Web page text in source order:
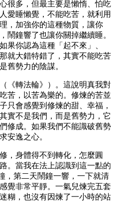
很多，但最主要是懶惰、怕吃
愛睡懶覺，不能吃苦，就利用
，加強你的這種物質，讓你
鬧鐘響了也讓你關掉繼續睡。
果你認為這種「起不來」、
就大錯特錯了，其實不能吃苦
舊勢力的陰謀。
《轉法輪》）。這說明真我對
苦，以苦為樂的。修煉的苦並
只會感覺到修煉的甜、幸福，
實不是我們，而是舊勢力，它
修成。如果我們不能識破舊勢
安逸之心。
，身體得不到轉化，怎麼圓
。當我在法上認識到這一點的
，第二天鬧鐘一響，一下就清
覺非常平靜。一氣兒煉完五套
糊，也沒有因煉了一小時的站